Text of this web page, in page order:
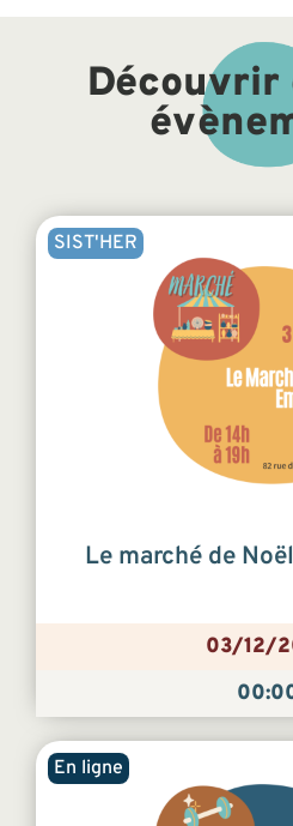
Découvrir
SIST'HER
Le marché de
03/12/
En ligne